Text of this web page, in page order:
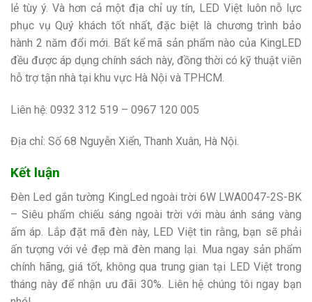
lẻ tùy ý. Và hơn cả một địa chỉ uy tín, LED Việt luôn nỗ lực
phục vụ Quý khách tốt nhất, đặc biệt là chương trình bảo
hành 2 năm đổi mới. Bất kể mã sản phẩm nào của KingLED
đều được áp dụng chính sách này, đồng thời có kỹ thuật viên
hỗ trợ tận nhà tại khu vực Hà Nội và TPHCM.
Liên hệ: 0932 312 519 – 0967 120 005
Địa chỉ: Số 68 Nguyễn Xiển, Thanh Xuân, Hà Nội.
Kết luận
Đèn Led gắn tường KingLed ngoài trời 6W LWA0047-2S-BK
– Siêu phẩm chiếu sáng ngoài trời với màu ánh sáng vàng
ấm áp. Lắp đặt mã đèn này, LED Việt tin rằng, bạn sẽ phải
ấn tượng với vẻ đẹp mà đèn mang lại. Mua ngay sản phẩm
chính hãng, giá tốt, không qua trung gian tại LED Việt trong
tháng này để nhận ưu đãi 30%. Liên hệ chúng tôi ngay bạn